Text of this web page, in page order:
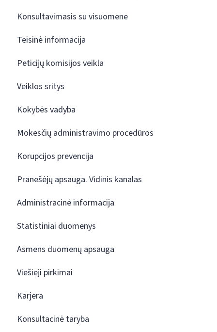
Konsultavimasis su visuomene
Teisinė informacija
Peticijų komisijos veikla
Veiklos sritys
Kokybės vadyba
Mokesčių administravimo procedūros
Korupcijos prevencija
Pranešėjų apsauga. Vidinis kanalas
Administracinė informacija
Statistiniai duomenys
Asmens duomenų apsauga
Viešieji pirkimai
Karjera
Konsultacinė taryba